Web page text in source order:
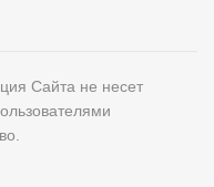
Сайта не несет